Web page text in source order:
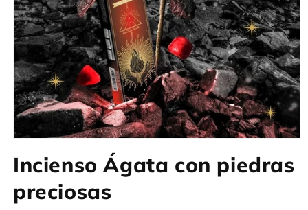
multimedia
1
una
ventana
Incienso Ágata con piedras
preciosas